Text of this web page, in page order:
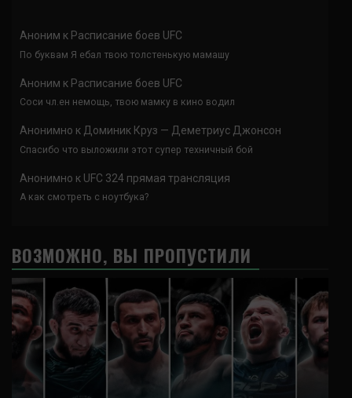
Аноним к Расписание боев UFC
По буквам Я ебал твою толстенькую мамашу
Аноним к Расписание боев UFC
Соси чл.ен немощь, твою мамку в кино водил
Анонимно к Доминик Круз — Деметриус Джонсон
Спасибо что выложили этот супер техничный бой
Анонимно к UFC 324 прямая трансляция
А как смотреть с ноутбука?
ВОЗМОЖНО, ВЫ ПРОПУСТИЛИ